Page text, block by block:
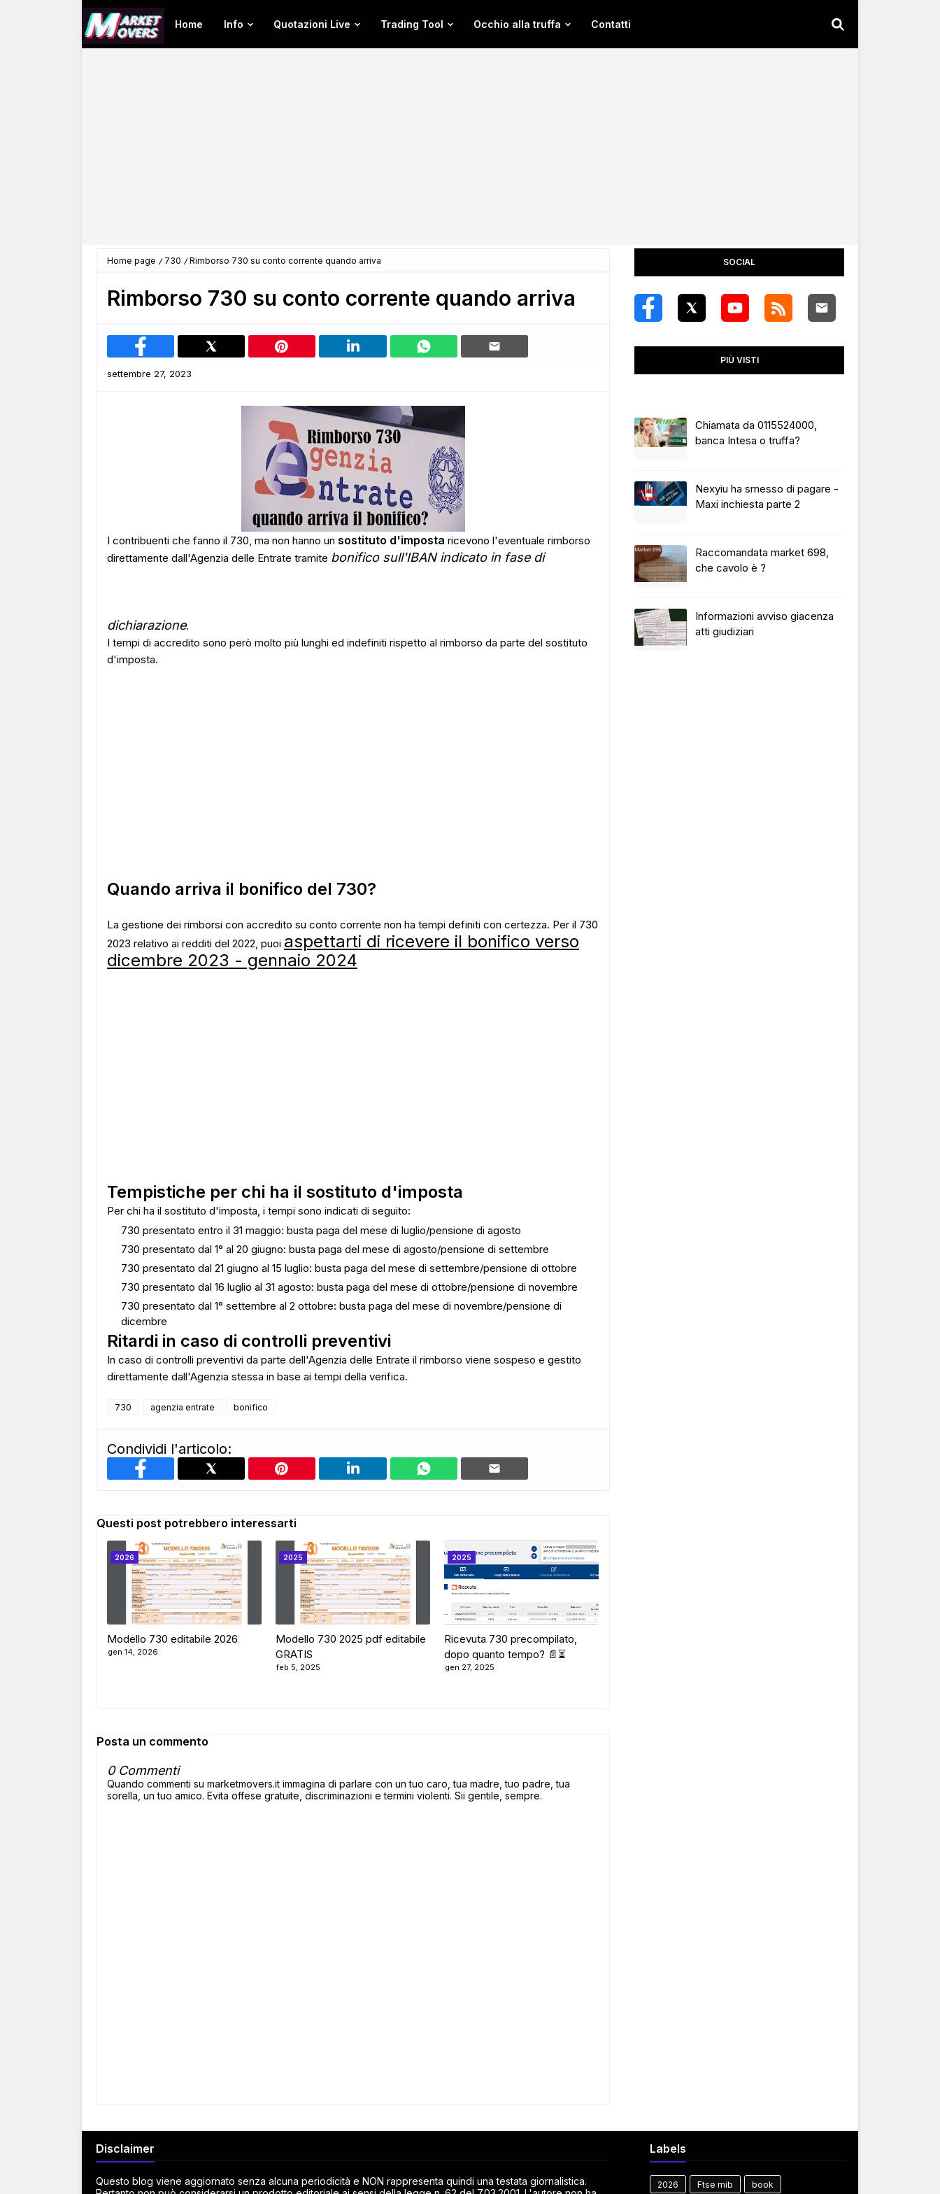
Home Info Quotazioni Live Trading Tool Occhio alla truffa Contatti
ADS
Home page 730 Rimborso 730 su conto corrente quando arriva
Rimborso 730 su conto corrente quando arriva
settembre 27, 2023
I contribuenti che fanno il 730, ma non hanno un sostituto d'imposta ricevono l'eventuale rimborso
direttamente dall'Agenzia delle Entrate tramite bonifico sull'IBAN indicato in fase di
dichiarazione.
I tempi di accredito sono però molto più lunghi ed indefiniti rispetto al rimborso da parte del sostituto
d'imposta.
Quando arriva il bonifico del 730?
La gestione dei rimborsi con accredito su conto corrente non ha tempi definiti con certezza. Per il 730
2023 relativo ai redditi del 2022, puoi aspettarti di ricevere il bonifico verso
dicembre 2023 - gennaio 2024
Tempistiche per chi ha il sostituto d'imposta
Per chi ha il sostituto d'imposta, i tempi sono indicati di seguito:
730 presentato entro il 31 maggio: busta paga del mese di luglio/pensione di agosto
730 presentato dal 1° al 20 giugno: busta paga del mese di agosto/pensione di settembre
730 presentato dal 21 giugno al 15 luglio: busta paga del mese di settembre/pensione di ottobre
730 presentato dal 16 luglio al 31 agosto: busta paga del mese di ottobre/pensione di novembre
730 presentato dal 1° settembre al 2 ottobre: busta paga del mese di novembre/pensione di
dicembre
Ritardi in caso di controlli preventivi
In caso di controlli preventivi da parte dell'Agenzia delle Entrate il rimborso viene sospeso e gestito
direttamente dall'Agenzia stessa in base ai tempi della verifica.
730 agenzia entrate bonifico
Condividi l'articolo:
Questi post potrebbero interessarti
2026
Modello 730 editabile 2026
gen 14, 2026
2025
Modello 730 2025 pdf editabile
GRATIS
feb 5, 2025
2025
Ricevuta 730 precompilato,
dopo quanto tempo? 📄⏳
gen 27, 2025
Posta un commento
0 Commenti
Quando commenti su marketmovers.it immagina di parlare con un tuo caro, tua madre, tuo padre, tua
sorella, un tuo amico. Evita offese gratuite, discriminazioni e termini violenti. Sii gentile, sempre.
SOCIAL
PIÙ VISTI
Chiamata da 0115524000,
banca Intesa o truffa?
Nexyiu ha smesso di pagare -
Maxi inchiesta parte 2
Raccomandata market 698,
che cavolo è ?
Informazioni avviso giacenza
atti giudiziari
Disclaimer
Questo blog viene aggiornato senza alcuna periodicità e NON rappresenta quindi una testata giornalistica.
Labels
2026 Ftse mib book